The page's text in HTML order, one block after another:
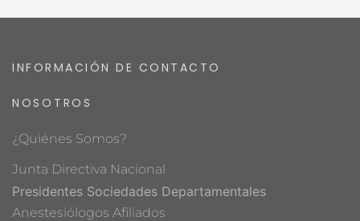
INFORMACIÓN DE CONTACTO
NOSOTROS
¿Quiénes Somos?
Junta Directiva Nacional
Presidentes Sociedades Departamentales
Anestesiólogos Afiliados